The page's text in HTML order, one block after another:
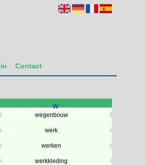
Contact
w
wegenbouw
werk
werken
werkkleding